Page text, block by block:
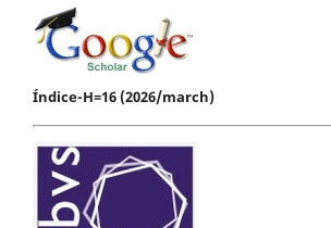
Índice-H=16 (2026/march)